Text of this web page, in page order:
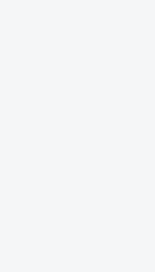
Pièce en OR
inaugurale du
C’est une petite
cours légal, sera
Le taux du livret
2.40% brut jusqu’à
Boursobank augmente
épargne réservé à ses